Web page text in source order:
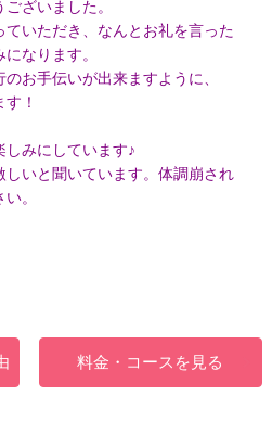
ざいました。
いただき、なんとお礼を言った
なります。
お手伝いが出来ますように、
！
しみにしています♪
しいと聞いています。体調崩され
。
料金・コースを見る